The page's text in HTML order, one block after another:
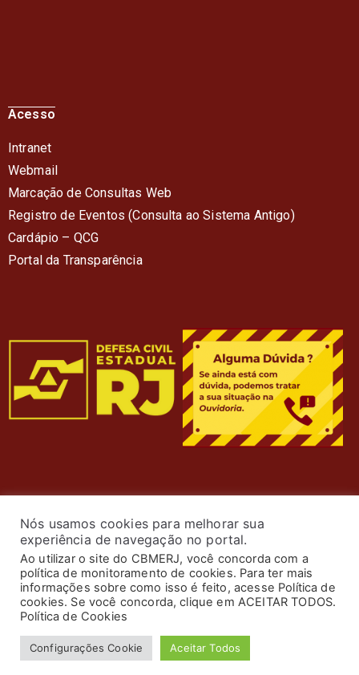
Acesso
Intranet
Webmail
Marcação de Consultas Web
Registro de Eventos (Consulta ao Sistema Antigo)
Cardápio – QCG
Portal da Transparência
© 2024 Corpo de Bombeiros Militar do Estado do Rio de
Janeiro. Todos os Direitos Reservados. Desenvolvimento
porASTI.
Nós usamos cookies para melhorar sua
experiência de navegação no portal.
Ao utilizar o site do CBMERJ, você concorda com a
política de monitoramento de cookies. Para ter mais
informações sobre como isso é feito, acesse Política de
cookies. Se você concorda, clique em ACEITAR TODOS.
Política de Cookies
Configurações Cookie Aceitar Todos